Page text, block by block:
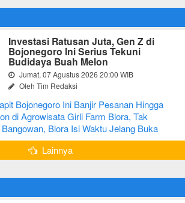
Investasi Ratusan Juta, Gen Z di
Bojonegoro Ini Serius Tekuni
Budidaya Buah Melon
Jumat, 07 Agustus 2026 20:00 WIB
Oleh Tim Redaksi
Bojonegoro Ini Banjir Pesanan Hingga
Ramadan
di Agrowisata Girli Farm Blora, Tak
Ludes TerjualBlora Isi Waktu Jelang Buka
Gamelan
Lainnya